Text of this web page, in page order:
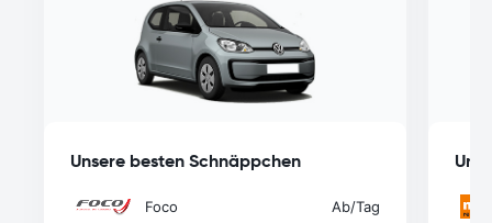
Unsere besten Schnäppchen
Foco Ab/Tag